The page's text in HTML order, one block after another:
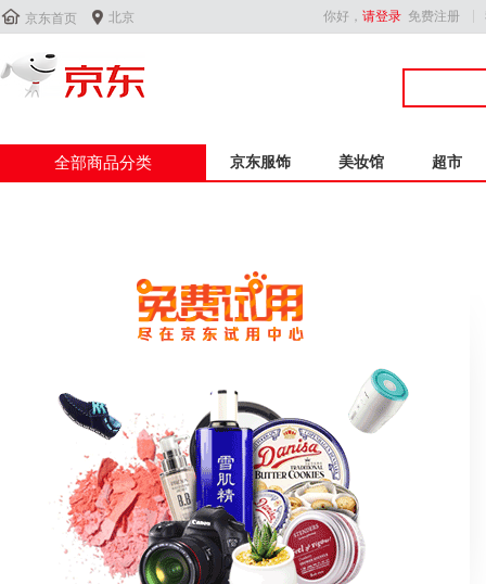
 京东首页  北京 你好， 请登录 免费注册
全部商品分类 京东服饰 美妆馆 超市